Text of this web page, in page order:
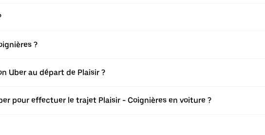
?
Uber au départ de Plaisir ?
pour effectuer le trajet Plaisir - Coignières en voiture ?